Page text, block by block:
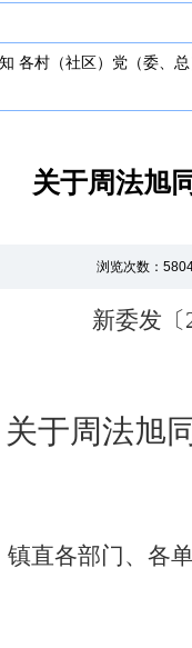
各村（社区）党（委、
关于周法旭
浏览次数：
新委发〔
关于周法旭
直各部门、各单